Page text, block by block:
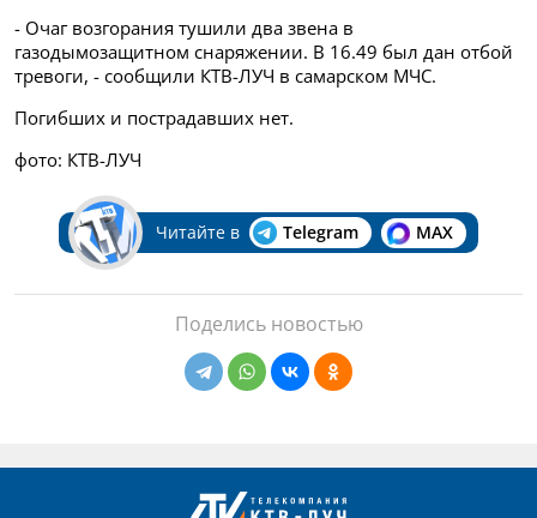
- Очаг возгорания тушили два звена в
газодымозащитном снаряжении. В 16.49 был дан отбой
тревоги, - сообщили КТВ-ЛУЧ в самарском МЧС.
Погибших и пострадавших нет.
фото: КТВ-ЛУЧ
Читайте в Telegram MAX
Поделись новостью